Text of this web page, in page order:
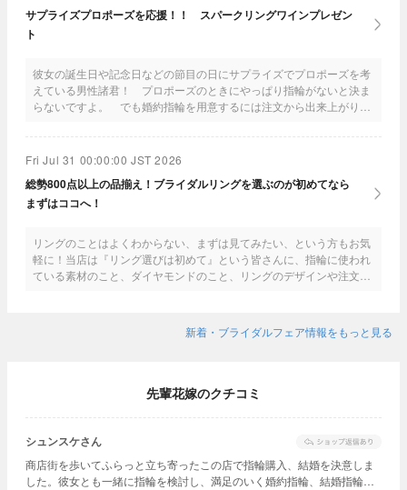
サプライズプロポーズを応援！！ スパークリングワインプレゼン
ト
彼女の誕生日や記念日などの節目の日にサプライズでプロポーズを考
えている男性諸君！ プロポーズのときにやっぱり指輪がないと決ま
らないですよ。 でも婚約指輪を用意するには注文から出来上がりま
早いに越したことないですがどうしてもギリギリになっちゃった方も
はほかの方法もお教えしますのでぜひ一度相談を。 また彼女に内緒
ゼント！ 詳しくはスタッフまで。
Fri Jul 31 00:00:00 JST 2026
総勢800点以上の品揃え！ブライダルリングを選ぶのが初めてなら
まずはココへ！
リングのことはよくわからない、まずは見てみたい、という方もお気
軽に！当店は『リング選びは初めて』という皆さんに、指輪に使われ
ている素材のこと、ダイヤモンドのこと、リングのデザインや注文方
んどん手に取って着け比べてみよう♪一生に一度のリング選びだから
こそ楽しまなきゃ損！大垣さし源で思い出に残るリング選びを(^^)
新着・ブライダルフェア情報をもっと見る
先輩花嫁のクチコミ
シュンスケさん
商店街を歩いてふらっと立ち寄ったこの店で指輪購入、結婚を決意しま
した。彼女とも一緒に指輪を検討し、満足のいく婚約指輪、結婚指輪を